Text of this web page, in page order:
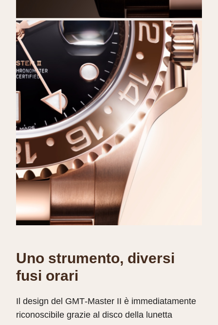
Uno strumento, diversi
fusi orari
Il design del GMT‑Master II è immediatamente
riconoscibile grazie al disco della lunetta